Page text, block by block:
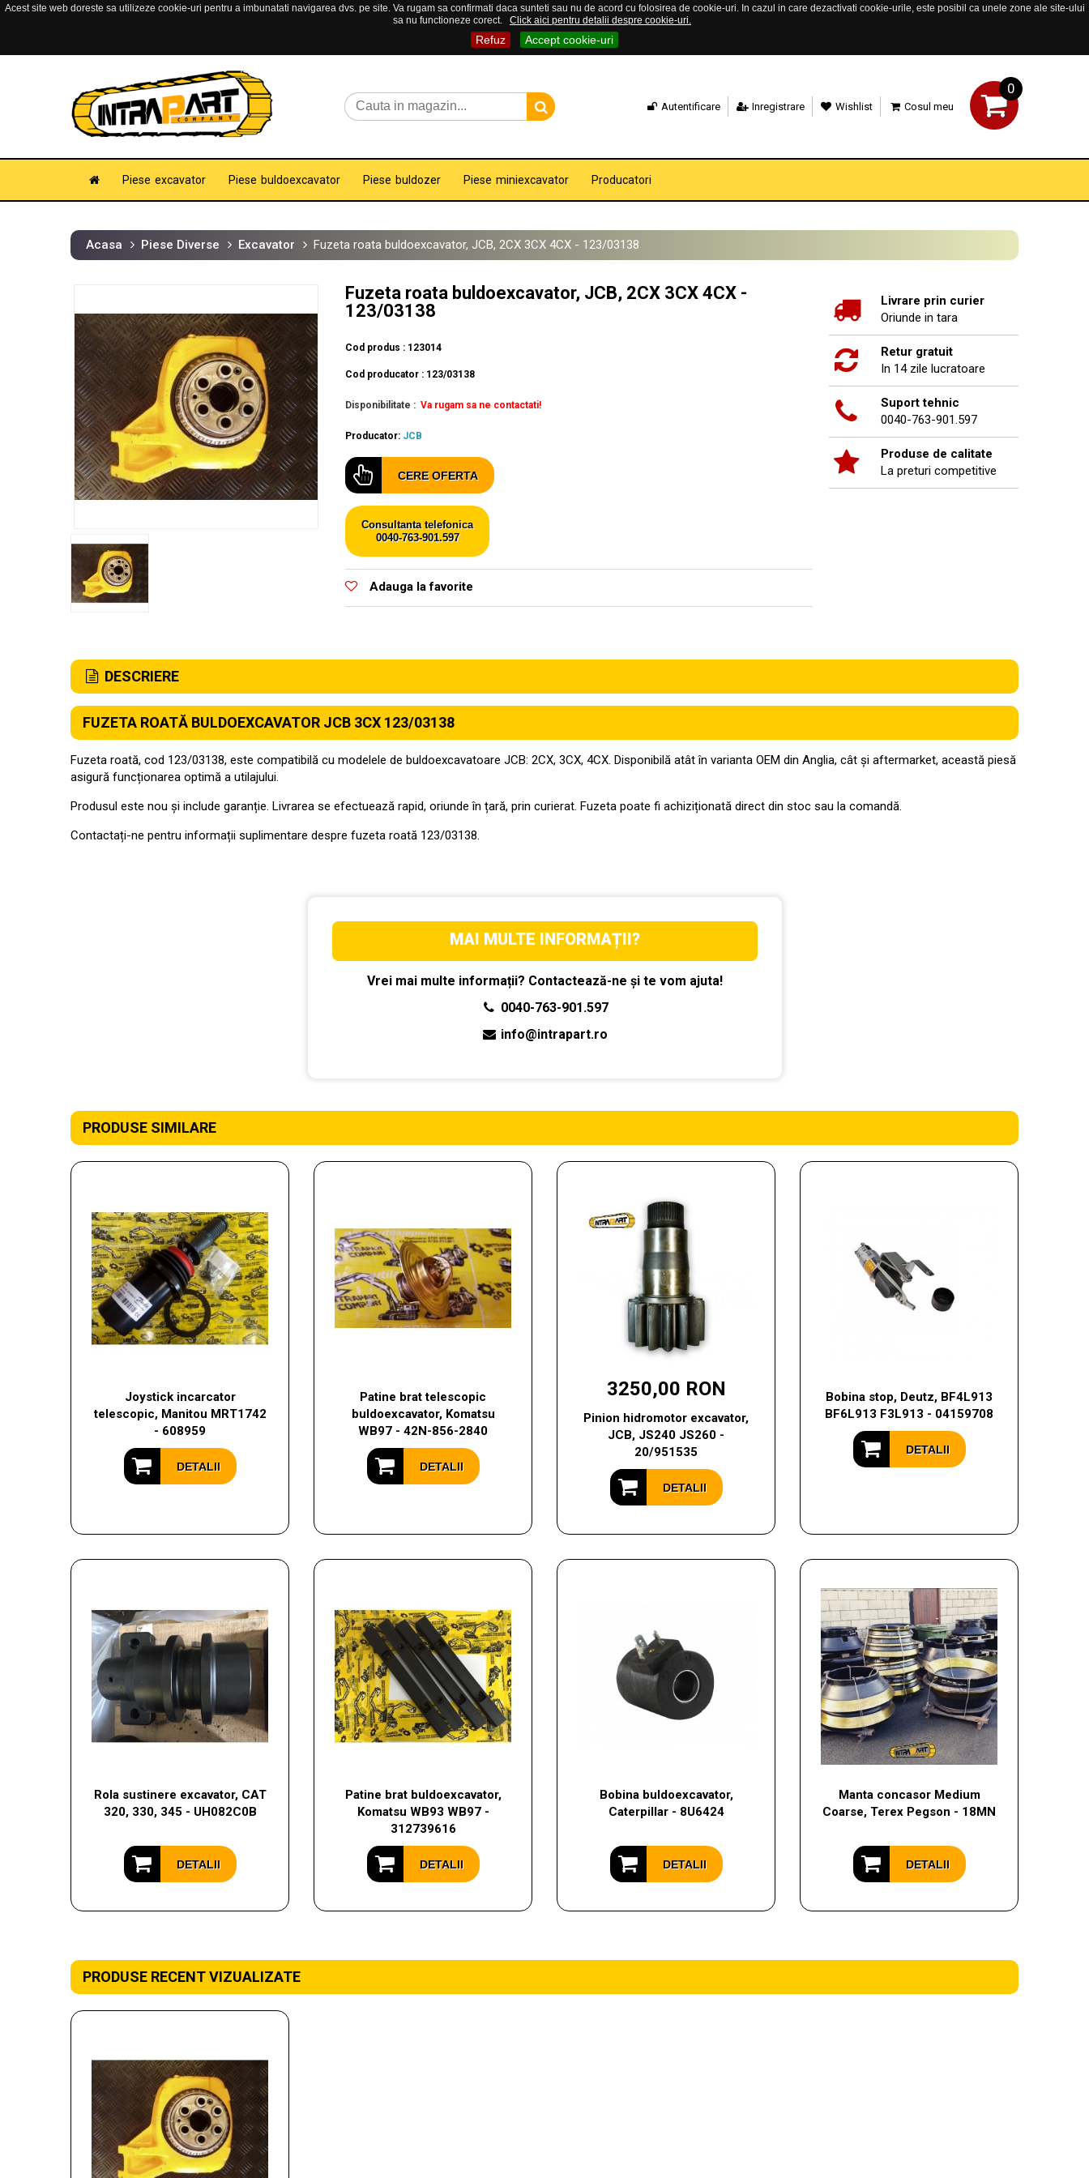
Acest site web doreste sa utilizeze cookie-uri pentru a imbunatati navigarea dvs. pe site. Va rugam sa confirmati daca sunteti sau nu de acord cu folosirea de cookie-uri. In cazul in care dezactivati cookie-urile, este posibil ca unele zone ale site-ului
sa nu functioneze corect.
Click aici pentru detalii despre cookie-uri.
Refuz Accept cookie-uri
0
Autentificare Inregistrare Wishlist Cosul meu
Piese excavator Piese buldoexcavator Piese buldozer Piese miniexcavator Producatori
Acasa Piese Diverse Excavator Fuzeta roata buldoexcavator, JCB, 2CX 3CX 4CX - 123/03138
Livrare prin curier
Oriunde in tara
Retur gratuit
In 14 zile lucratoare
Suport tehnic
0040-763-901.597
Produse de calitate
La preturi competitive
Fuzeta roata buldoexcavator, JCB, 2CX 3CX 4CX -
123/03138
Cod produs : 123014
Cod producator : 123/03138
Disponibilitate : Va rugam sa ne contactati!
Producator: JCB
CERE OFERTA
Consultanta telefonica
0040-763-901.597
Adauga la favorite
DESCRIERE
FUZETA ROATĂ BULDOEXCAVATOR JCB 3CX 123/03138
Fuzeta roată, cod 123/03138, este compatibilă cu modelele de buldoexcavatoare JCB: 2CX, 3CX, 4CX. Disponibilă atât în varianta OEM din Anglia, cât și aftermarket, această piesă
asigură funcționarea optimă a utilajului.
Produsul este nou și include garanție. Livrarea se efectuează rapid, oriunde în țară, prin curierat. Fuzeta poate fi achiziționată direct din stoc sau la comandă.
Contactați-ne pentru informații suplimentare despre fuzeta roată 123/03138.
MAI MULTE INFORMAȚII?
Vrei mai multe informații? Contactează-ne și te vom ajuta!
0040-763-901.597
info@intrapart.ro
PRODUSE SIMILARE
Joystick incarcator
telescopic, Manitou MRT1742
- 608959
DETALII
Patine brat telescopic
buldoexcavator, Komatsu
WB97 - 42N-856-2840
DETALII
3250,00 RON
Pinion hidromotor excavator,
JCB, JS240 JS260 -
20/951535
DETALII
Bobina stop, Deutz, BF4L913
BF6L913 F3L913 - 04159708
DETALII
Rola sustinere excavator, CAT
320, 330, 345 - UH082C0B
DETALII
Patine brat buldoexcavator,
Komatsu WB93 WB97 -
312739616
DETALII
Bobina buldoexcavator,
Caterpillar - 8U6424
DETALII
Manta concasor Medium
Coarse, Terex Pegson - 18MN
DETALII
PRODUSE RECENT VIZUALIZATE